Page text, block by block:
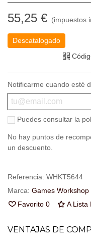
55,25 € (impuestos
Descatalogado
Notificarme cuando esté
Puedes consultar la
No hay puntos de
un descuento.
Referencia: WHKT5644
Marca: Games Workshop
Favorito 0 A Lista
VENTAJAS DE